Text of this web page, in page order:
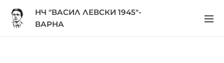
НЧ "ВАСИЛ ЛЕВСКИ 1945"-
ВАРНА